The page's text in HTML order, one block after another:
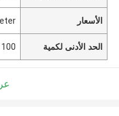
الأسعار
الحد الأدنى لكمية 100 مترا مربعا